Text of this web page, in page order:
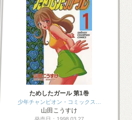
ためしたガール 第1巻
少年チャンピオン・コミックス…
山田こうすけ